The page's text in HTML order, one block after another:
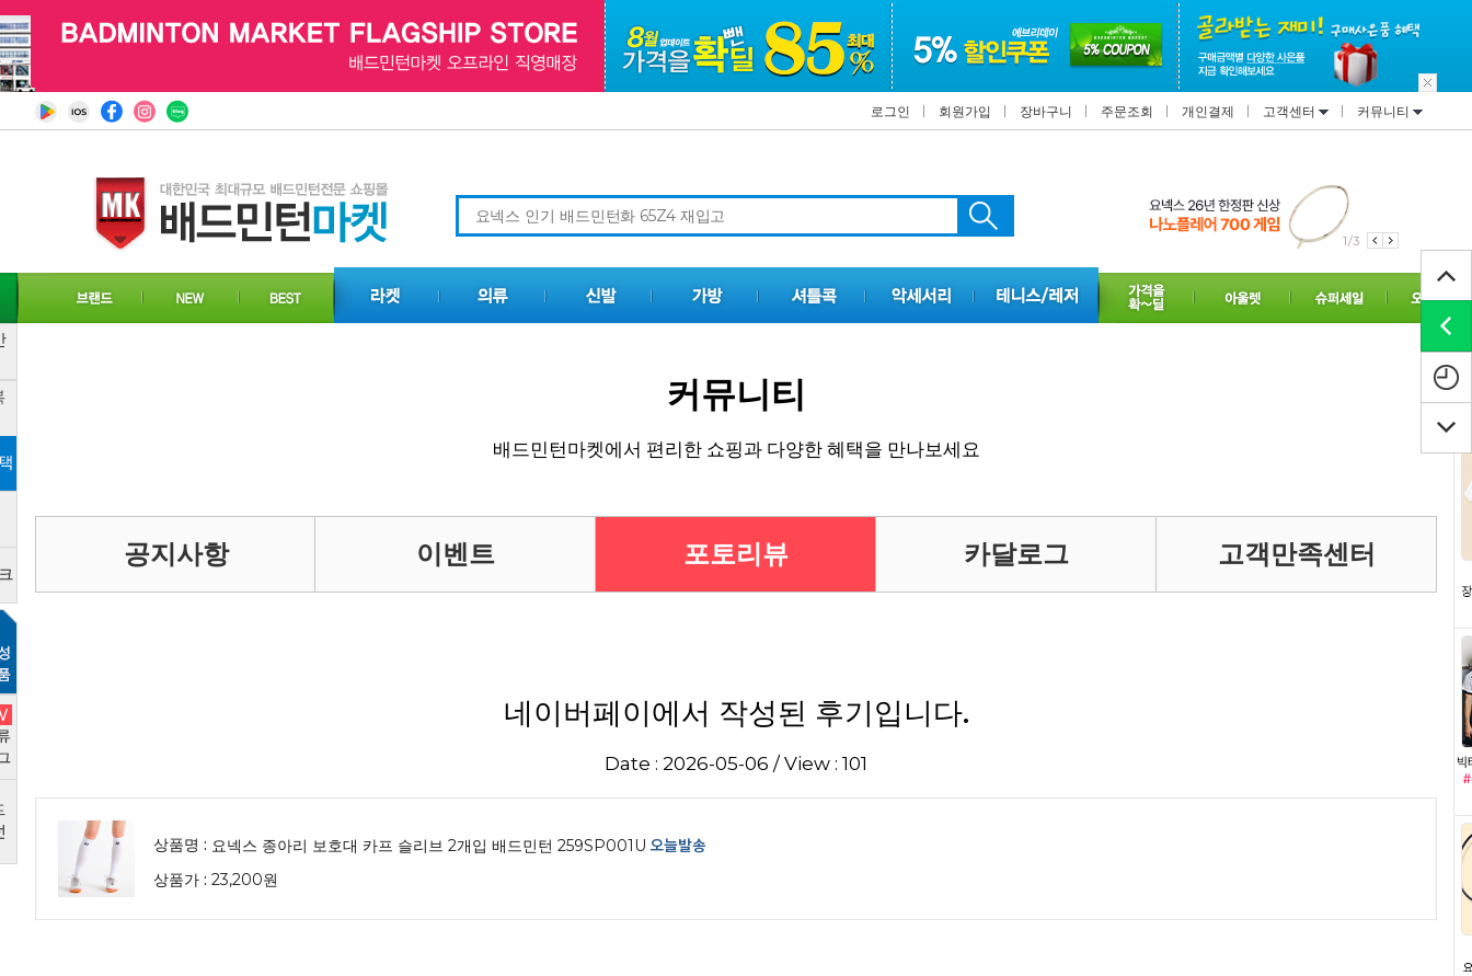
로그인 회원가입 장바구니 주문조회 개인결제 고객센터 커뮤니티
2/3
커뮤니티
배드민턴마켓에서 편리한 쇼핑과 다양한 혜택을 만나보세요
공지사항 이벤트 포토리뷰 카달로그 고객만족센터
네이버페이에서 작성된 후기입니다.
Date : 2026-05-06 / View : 101
상품명 : 요넥스 종아리 보호대 카프 슬리브 2개입 배드민턴 259SP001U
상품가 : 23,200원